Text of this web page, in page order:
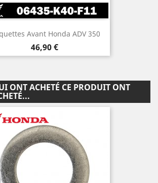
Avant Honda ADV 350
Prix
46,90 €
ONT ACHETÉ CE PRODUIT ONT